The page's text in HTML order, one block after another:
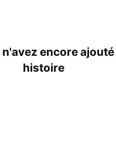
encore
histoire